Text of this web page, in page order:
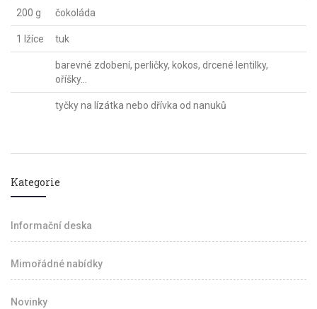
200 g čokoláda
1 lžíce tuk
barevné zdobení, perličky, kokos, drcené lentilky,
oříšky...
tyčky na lízátka nebo dřívka od nanuků
Kategorie
Informační deska
Mimořádné nabídky
Novinky